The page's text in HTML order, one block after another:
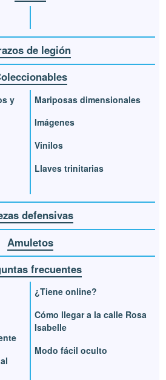
de legión
y
Mariposas dimensionales
Imágenes
Vinilos
Llaves trinitarias
defensivas
Amuletos
frecuentes
¿Tiene online?
Cómo llegar a la calle Rosa
Isabelle
Modo fácil oculto